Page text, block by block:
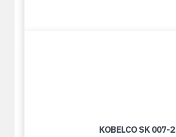
KOBELCO SK 007-2